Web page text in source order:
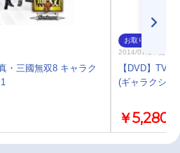
・三國無双8 キャラク
お取り寄せ
2014/07/24 発売
【DVD】TV
(ギャラクシー
￥5,280